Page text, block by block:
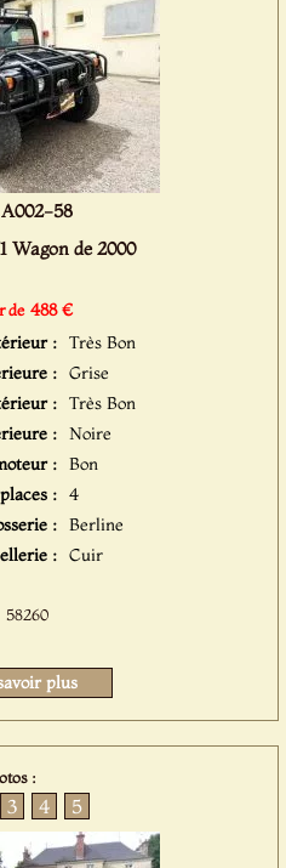
58
Wagon de 2000
de 488 €
: Très Bon
: Grise
: Très Bon
: Noire
: Bon
: 4
: Berline
: Cuir
58260
plus
:
3 4 5